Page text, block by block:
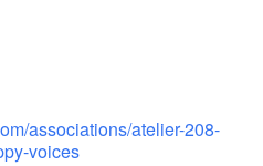
associations/atelier-208-
voices